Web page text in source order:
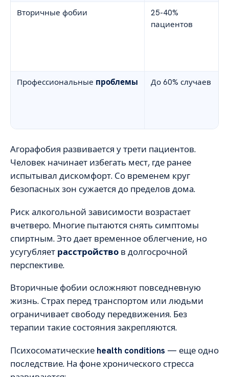
Вторичные фобии
25-40%
пациентов
Профессиональные проблемы До 60% случаев
Агорафобия развивается у трети пациентов.
Человек начинает избегать мест, где ранее
испытывал дискомфорт. Со временем круг
безопасных зон сужается до пределов дома.
Риск алкогольной зависимости возрастает
вчетверо. Многие пытаются снять симптомы
спиртным. Это дает временное облегчение, но
усугубляет расстройство в долгосрочной
перспективе.
Вторичные фобии осложняют повседневную
жизнь. Страх перед транспортом или людьми
ограничивает свободу передвижения. Без
терапии такие состояния закрепляются.
Психосоматические health conditions — еще одно
последствие. На фоне хронического стресса